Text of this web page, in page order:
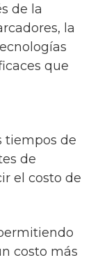
de la
la
que
tiempos de
de
el costo de
costo más